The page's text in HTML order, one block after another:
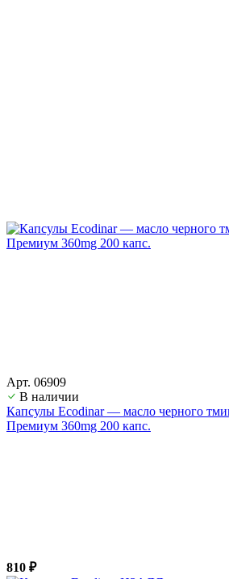
Арт. 06909
В наличии
Капсулы Ecodinar — масло черного
Премиум 360mg 200 капс.
810 ₽